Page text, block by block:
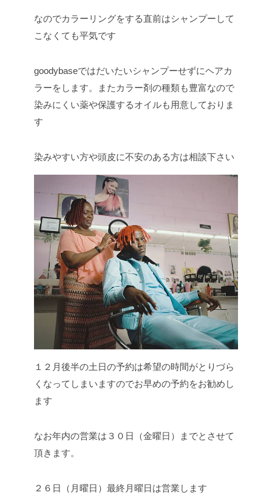
なのでカラーリングをする直前はシャンプーして
こなくても平気です
goodybaseではだいたいシャンプーせずにヘアカ
ラーをします。またカラー剤の種類も豊富なので
染みにくい薬や保護するオイルも用意しておりま
す
染みやすい方や頭皮に不安のある方は相談下さい
１２月後半の土日の予約は希望の時間がとりづら
くなってしまいますのでお早めの予約をお勧めし
ます
なお年内の営業は３０日（金曜日）までとさせて
頂きます。
２６日（月曜日）最終月曜日は営業します